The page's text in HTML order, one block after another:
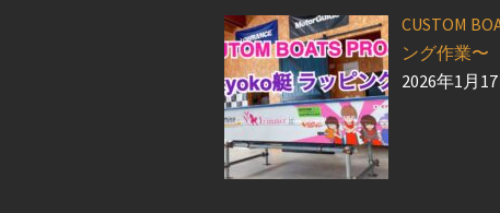
CUSTOM
ング作業〜
2026年1月